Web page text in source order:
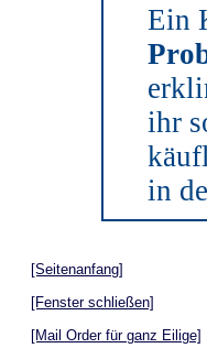
Ein
ihr
in
[Seitenanfang]
[Fenster schließen]
[Mail Order für ganz Eilige]